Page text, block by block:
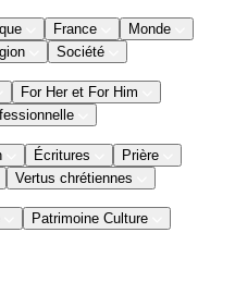
France
Monde
Société
For Her et For Him
Écritures
Prière
Vertus chrétiennes
Patrimoine Culture